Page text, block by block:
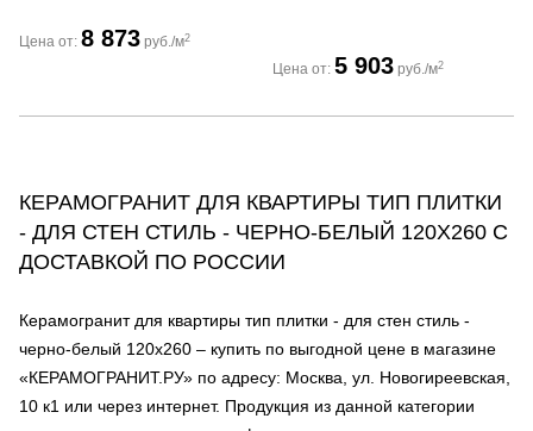
Цена от: 8 873 руб./м2
Цена от: 5 903 руб./м2
КЕРАМОГРАНИТ ДЛЯ КВАРТИРЫ ТИП ПЛИТКИ
- ДЛЯ СТЕН СТИЛЬ - ЧЕРНО-БЕЛЫЙ 120Х260 С
ДОСТАВКОЙ ПО РОССИИ
Керамогранит для квартиры тип плитки - для стен стиль -
черно-белый 120х260 – купить по выгодной цене в магазине
«КЕРАМОГРАНИТ.РУ» по адресу: Москва, ул. Новогиреевская,
10 к1 или через интернет. Продукция из данной категории